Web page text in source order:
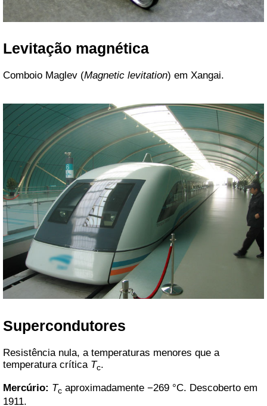
Levitação magnética
Comboio Maglev (Magnetic levitation) em Xangai.
Supercondutores
Resistência nula, a temperaturas menores que a
temperatura crítica Tc.
Mercúrio: Tc aproximadamente −269 °C. Descoberto em
1911.